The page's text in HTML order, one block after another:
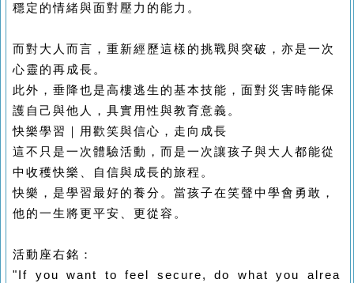
穩定的情緒與面對壓力的能力。
而對大人而言，重新經歷這樣的挑戰與突破，亦是一次
心靈的再成長。
此外，垂降也是高樓逃生的基本技能，面對災害時能保
護自己與他人，具實用性與教育意義。
快樂學習｜用歡笑與信心，走向成長
這不只是一次體驗活動，而是一次讓孩子與大人都能從
中收穫快樂、自信與成長的旅程。
快樂，是學習最好的養分。當孩子在笑聲中學會勇敢，
他的一生將更平安、更從容。
活動座右銘：
"If you want to feel secure, do what you alrea